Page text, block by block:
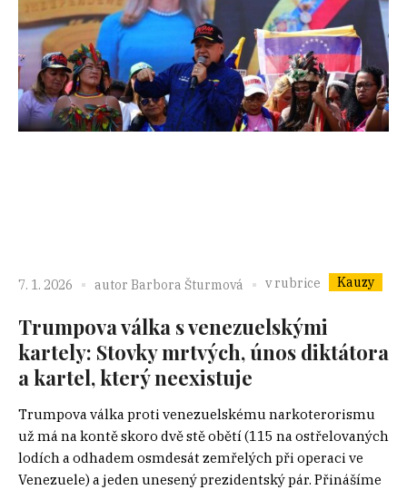
7. 1. 2026 autor Barbora Šturmová v rubrice Kauzy
Trumpova válka s venezuelskými
kartely: Stovky mrtvých, únos diktátora
a kartel, který neexistuje
Trumpova válka proti venezuelskému narkoterorismu
už má na kontě skoro dvě stě obětí (115 na ostřelovaných
lodích a odhadem osmdesát zemřelých při operaci ve
Venezuele) a jeden unesený prezidentský pár. Přinášíme